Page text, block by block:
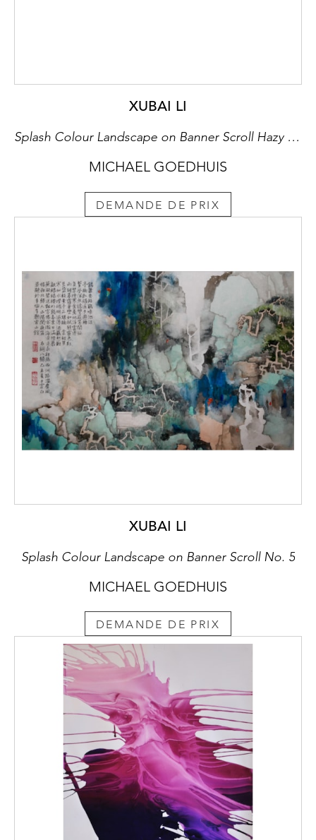
XUBAI LI
Splash Colour Landscape on Banner Scroll Hazy Lush Peaks
MICHAEL GOEDHUIS
DEMANDE DE PRIX
XUBAI LI
Splash Colour Landscape on Banner Scroll No. 5
MICHAEL GOEDHUIS
DEMANDE DE PRIX